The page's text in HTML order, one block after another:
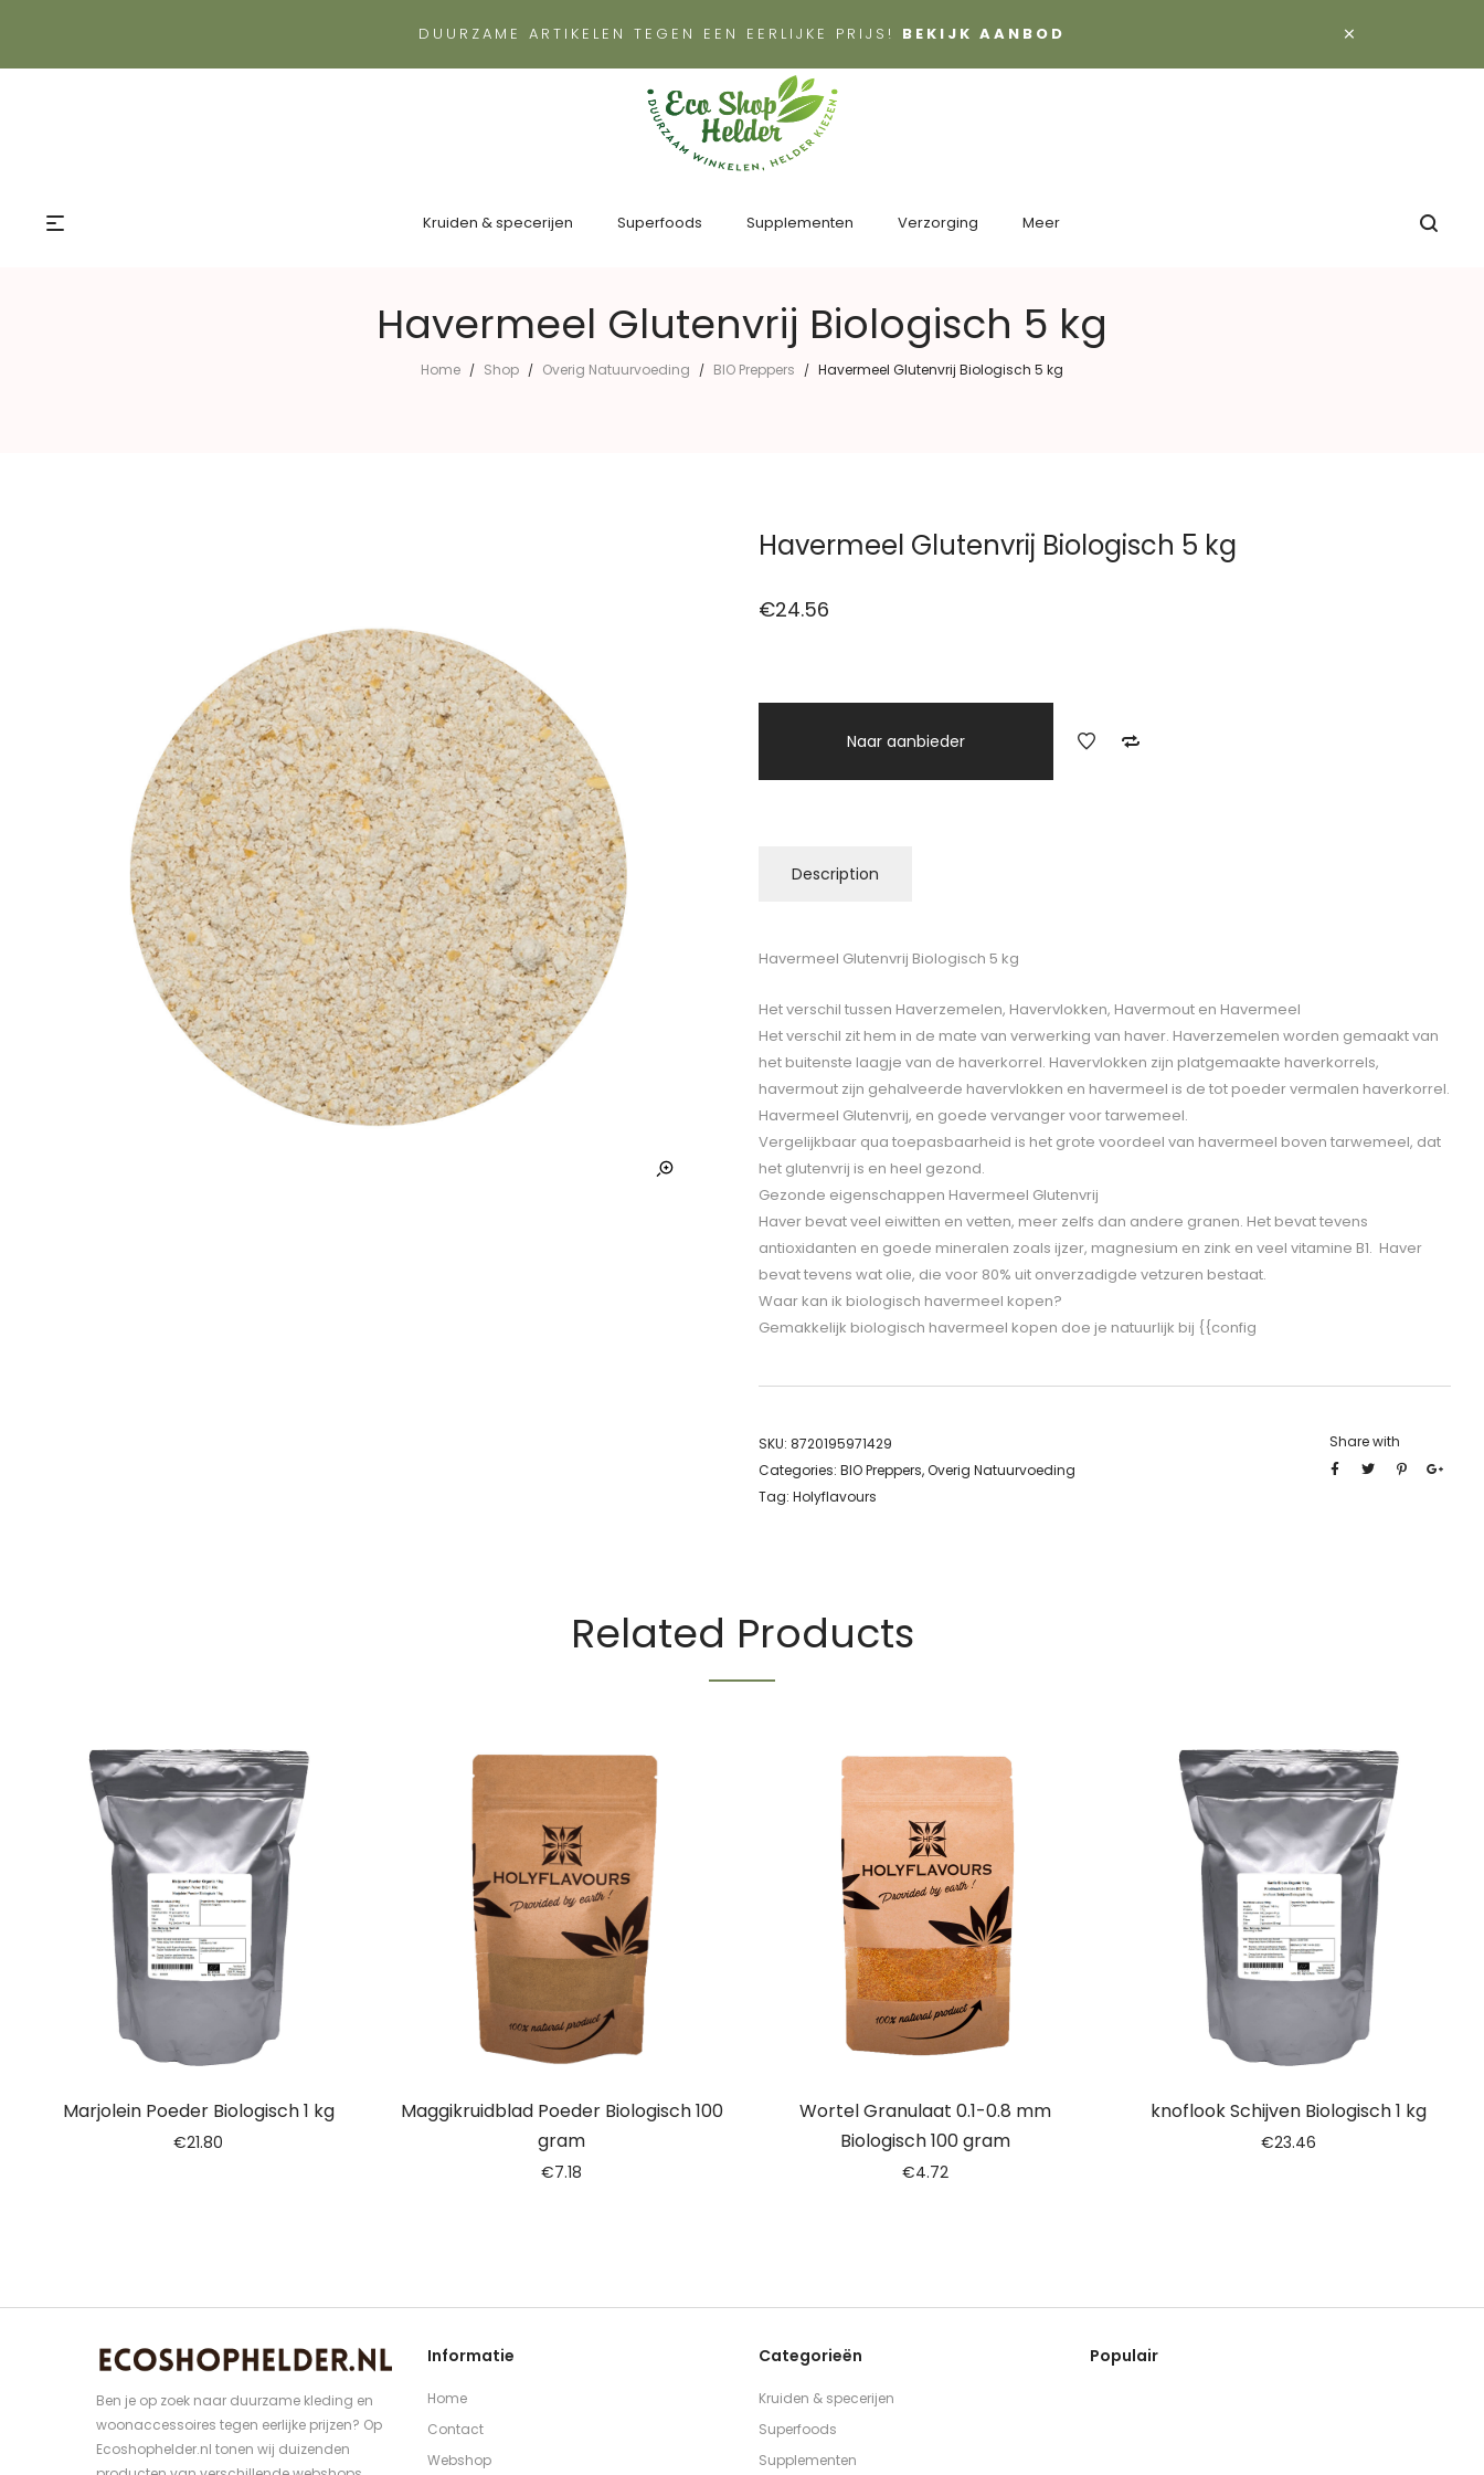
×
DUURZAME ARTIKELEN TEGEN EEN EERLIJKE PRIJS! BEKIJK AANBOD
Kruiden & specerijen Superfoods Supplementen Verzorging Meer
Havermeel Glutenvrij Biologisch 5 kg
Home / Shop / Overig Natuurvoeding / BIO Preppers / Havermeel Glutenvrij Biologisch 5 kg
Havermeel Glutenvrij Biologisch 5 kg
€24.56
Naar aanbieder
Description
Havermeel Glutenvrij Biologisch 5 kg
Het verschil tussen Haverzemelen, Havervlokken, Havermout en Havermeel
Het verschil zit hem in de mate van verwerking van haver. Haverzemelen worden gemaakt van
het buitenste laagje van de haverkorrel. Havervlokken zijn platgemaakte haverkorrels,
havermout zijn gehalveerde havervlokken en havermeel is de tot poeder vermalen haverkorrel.
Havermeel Glutenvrij, en goede vervanger voor tarwemeel.
Vergelijkbaar qua toepasbaarheid is het grote voordeel van havermeel boven tarwemeel, dat
het glutenvrij is en heel gezond.
Gezonde eigenschappen Havermeel Glutenvrij
Haver bevat veel eiwitten en vetten, meer zelfs dan andere granen. Het bevat tevens
antioxidanten en goede mineralen zoals ijzer, magnesium en zink en veel vitamine B1. Haver
bevat tevens wat olie, die voor 80% uit onverzadigde vetzuren bestaat.
Waar kan ik biologisch havermeel kopen?
Gemakkelijk biologisch havermeel kopen doe je natuurlijk bij {{config
SKU: 8720195971429
Categories: BIO Preppers,Overig Natuurvoeding
Tag: Holyflavours
Share with
Related Products
Marjolein Poeder Biologisch 1 kg
€21.80
Maggikruidblad Poeder Biologisch 100
gram
€7.18
Wortel Granulaat 0.1-0.8 mm
Biologisch 100 gram
€4.72
knoflook Schijven Biologisch 1 kg
€23.46
Ben je op zoek naar duurzame kleding en
woonaccessoires tegen eerlijke prijzen? Op
Ecoshophelder.nl tonen wij duizenden
Informatie
Home
Contact
Webshop
Categorieën
Kruiden & specerijen
Superfoods
Supplementen
Populair